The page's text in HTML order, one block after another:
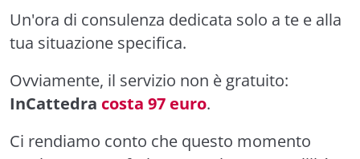
Un'ora di consulenza dedicata solo a te e alla
tua situazione specifica.
Ovviamente, il servizio non è gratuito:
InCattedra costa 97 euro.
Ci rendiamo conto che questo momento